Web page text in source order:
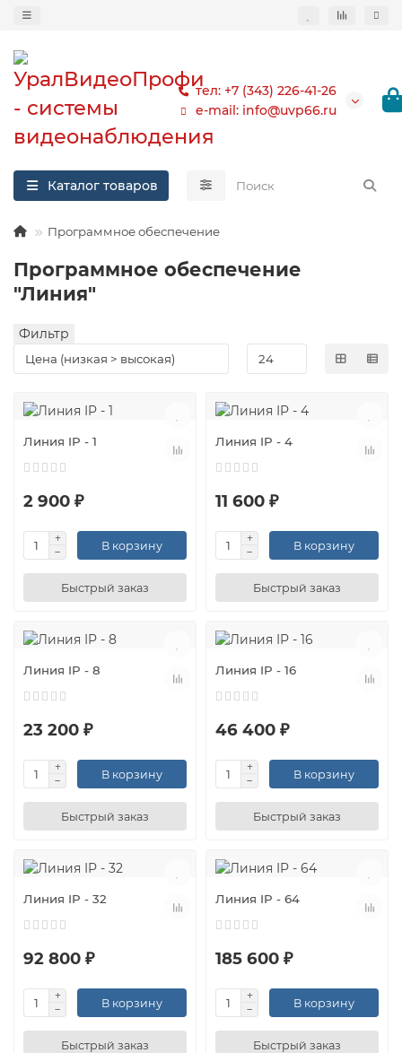
тел: +7 (343) 226-41-26
e-mail: info@uvp66.ru
Каталог товаров
Программное обеспечение
Программное обеспечение
"Линия"
Фильтр
Линия IP - 1
2 900 ₽
В корзину
Быстрый заказ
Линия IP - 4
11 600 ₽
В корзину
Быстрый заказ
Линия IP - 8
23 200 ₽
В корзину
Быстрый заказ
Линия IP - 16
46 400 ₽
В корзину
Быстрый заказ
Линия IP - 32
92 800 ₽
В корзину
Быстрый заказ
Линия IP - 64
185 600 ₽
В корзину
Быстрый заказ